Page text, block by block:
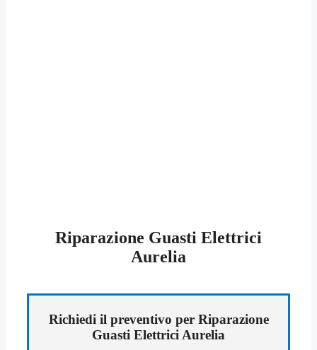
Riparazione Guasti Elettrici
Aurelia
Richiedi il preventivo per Riparazione
Guasti Elettrici Aurelia